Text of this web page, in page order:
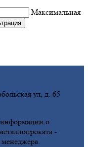
Максимальная
ул, д. 65
о
-